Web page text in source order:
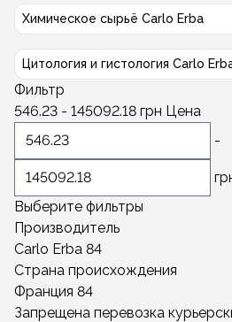
Химическое сырьё Carlo Erba
Цитология и гистология Carlo
Фильтр
546.23 - 145092.18 грн Цена
-
Выберите фильтры
Производитель
Carlo Erba 84
Страна происхождения
Франция 84
Запрещена перевозка